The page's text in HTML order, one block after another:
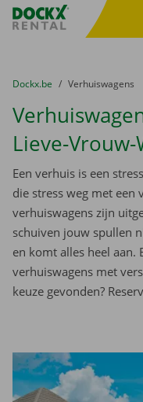
Fratello DEMO
U bevindt zich hier:
van
Dockx.be naar
Verhuiswagens
Lieve-Vrouw-
Een verhuis is een
die stress weg met een
verhuiswagens zijn
schuiven jouw spullen
en komt alles heel aan.
verhuiswagens met
keuze gevonden?